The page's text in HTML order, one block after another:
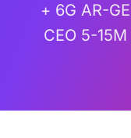
+ 6G AR-
CEO 5-